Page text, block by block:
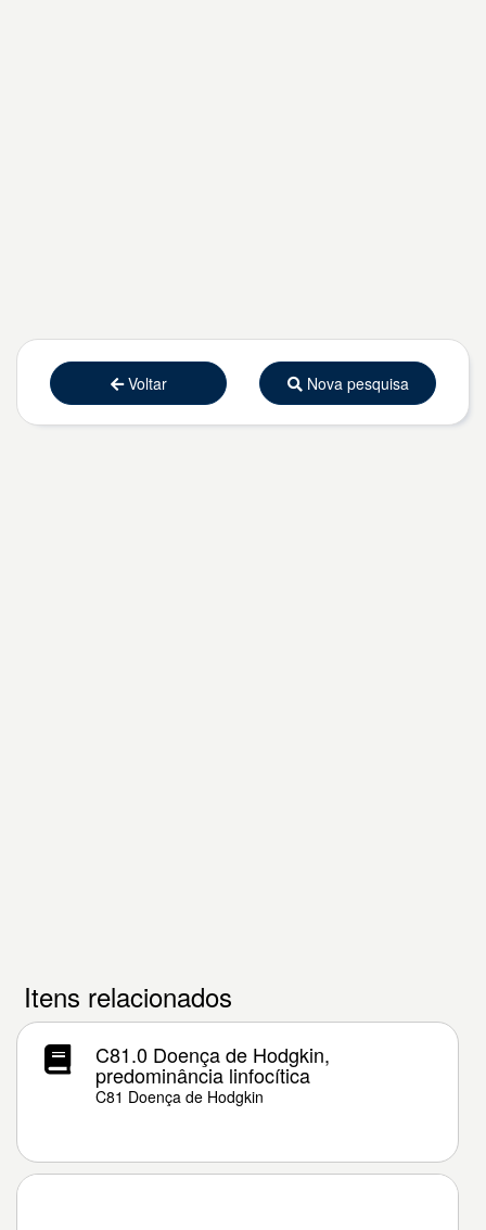
Voltar Nova pesquisa
Itens relacionados
C81.0 Doença de Hodgkin,
predominância linfocítica
C81 Doença de Hodgkin